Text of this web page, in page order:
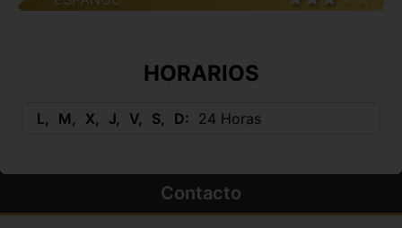
HORARIOS
L M X J V S D 24 Horas
Contacto